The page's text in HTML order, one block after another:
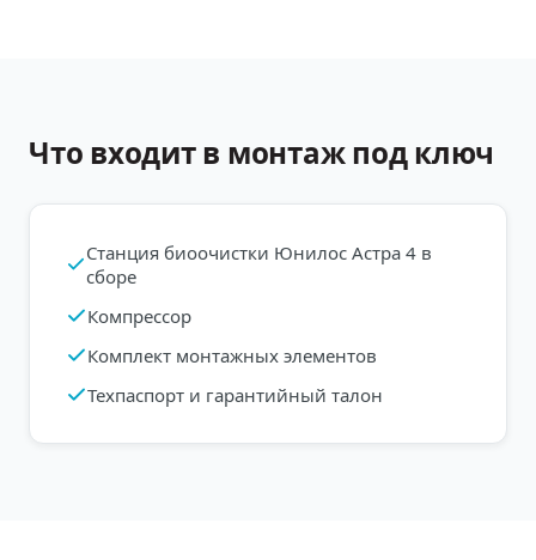
Что входит в монтаж под ключ
Станция биоочистки Юнилос Астра 4 в
сборе
Компрессор
Комплект монтажных элементов
Техпаспорт и гарантийный талон